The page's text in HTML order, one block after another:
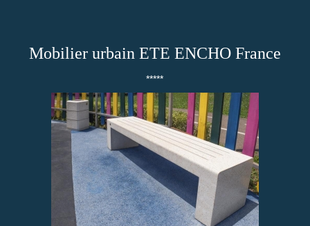
Mobilier urbain ETE ENCHO France
*****